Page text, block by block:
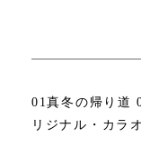
01真冬の帰り道
リジナル・カラ